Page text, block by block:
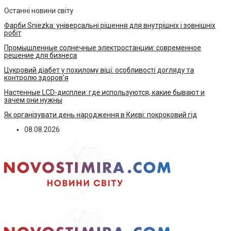
Останні новини світу
Фарби Sniezka: універсальні рішення для внутрішніх і зовнішніх
робіт
Промышленные солнечные электростанции: современное
решение для бизнеса
Цукровий діабет у похилому віці: особливості догляду та
контролю здоров’я
Настенные LCD-дисплеи: где используются, какие бывают и
зачем они нужны
Як організувати день народження в Києві: покроковий гід
08.08.2026